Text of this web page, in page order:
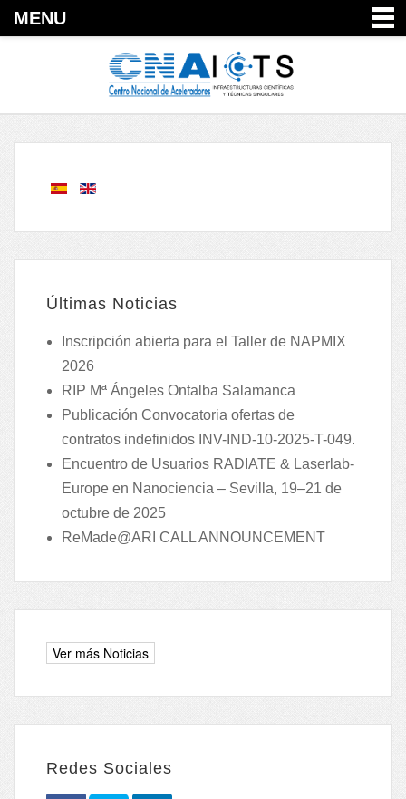
MENU
Últimas Noticias
Inscripción abierta para el Taller de NAPMIX
2026
RIP Mª Ángeles Ontalba Salamanca
Publicación Convocatoria ofertas de
contratos indefinidos INV-IND-10-2025-T-049.
Encuentro de Usuarios RADIATE & Laserlab-
Europe en Nanociencia – Sevilla, 19–21 de
octubre de 2025
ReMade@ARI CALL ANNOUNCEMENT
Redes Sociales